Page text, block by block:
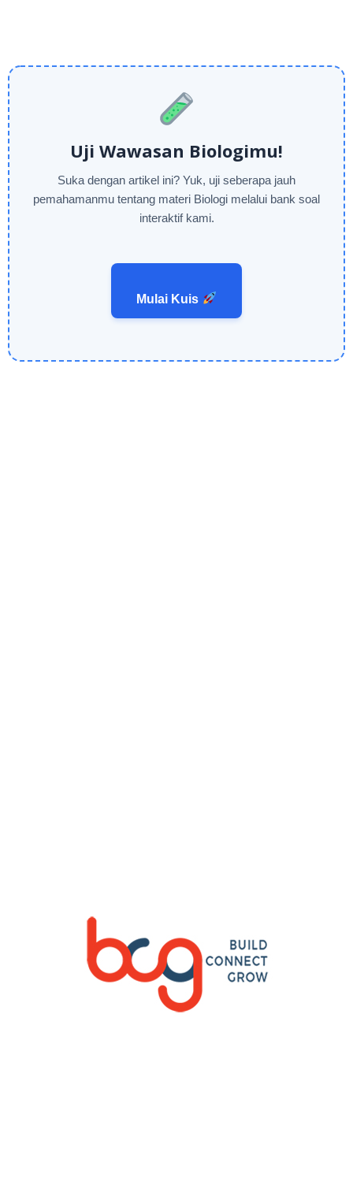
Uji Wawasan Biologimu!
Suka dengan artikel ini? Yuk, uji seberapa jauh
pemahamanmu tentang materi Biologi melalui bank soal
interaktif kami.
Mulai Kuis